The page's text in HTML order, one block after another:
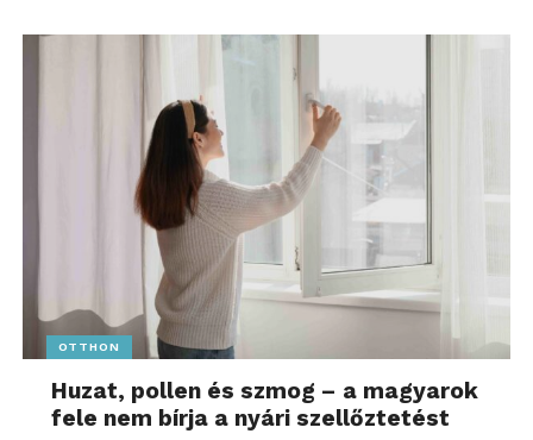
OTTHON
Huzat, pollen és szmog – a magyarok
fele nem bírja a nyári szellőztetést